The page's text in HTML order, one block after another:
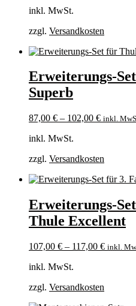
inkl. MwSt.
zzgl. Versandkosten
Erweiterungs-
Superb
87,00 € – 102,00 € inkl.
inkl. MwSt.
zzgl. Versandkosten
Erweiterungs-
Thule Excellent
107,00 € – 117,00 € inkl.
inkl. MwSt.
zzgl. Versandkosten